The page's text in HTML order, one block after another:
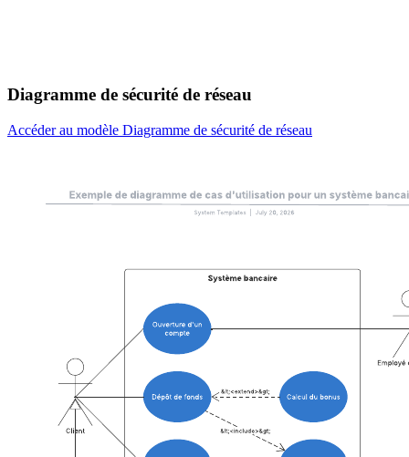
Diagramme de sécurité de réseau
Accéder au modèle Diagramme de sécurité de réseau